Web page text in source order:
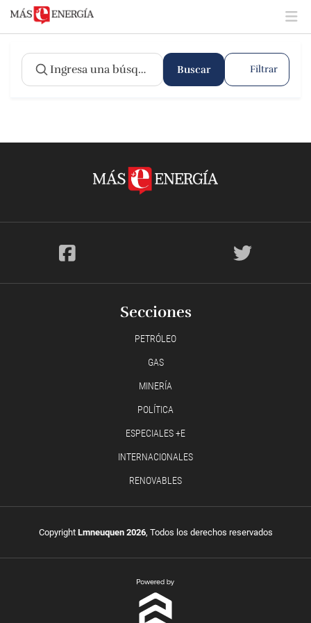
Buscar Filtrar
Secciones
PETRÓLEO
GAS
MINERÍA
POLÍTICA
ESPECIALES +E
INTERNACIONALES
RENOVABLES
Copyright Lmneuquen 2026, Todos los derechos reservados